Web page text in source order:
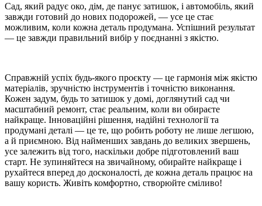
Сад, який радує око, дім, де панує затишок, і автомобіль, який
завжди готовий до нових подорожей, — усе це стає
можливим, коли кожна деталь продумана. Успішний результат
— це завжди правильний вибір у поєднанні з якістю.
Справжній успіх будь-якого проєкту — це гармонія між якістю
матеріалів, зручністю інструментів і точністю виконання.
Кожен задум, будь то затишок у домі, доглянутий сад чи
масштабний ремонт, стає реальним, коли ви обираєте
найкраще. Інноваційні рішення, надійні технології та
продумані деталі — це те, що робить роботу не лише легшою,
а й приємною. Від найменших завдань до великих звершень,
усе залежить від того, наскільки добре підготовлений ваш
старт. Не зупиняйтеся на звичайному, обирайте найкраще і
рухайтеся вперед до досконалості, де кожна деталь працює на
вашу користь. Живіть комфортно, створюйте сміливо!